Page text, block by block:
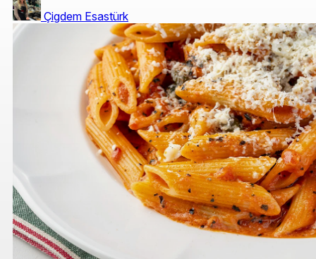
Çigdem Esastürk